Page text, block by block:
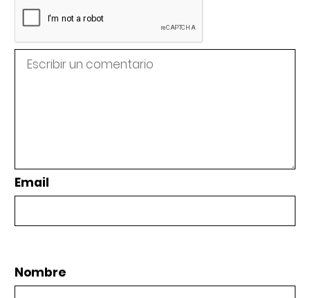
Email
Nombre